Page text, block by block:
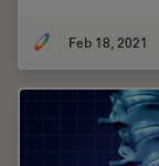
Feb 18, 2021